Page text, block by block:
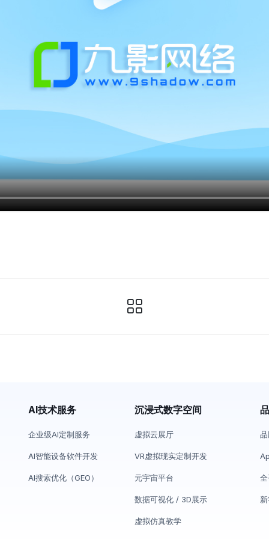
AI技术服务
企业级AI定制服务
AI智能设备软件开发
AI搜索优化（GEO）
沉浸式数字空间
虚拟云展厅
VR虚拟现实定制开发
元宇宙平台
数据可视化 / 3D展示
虚拟仿真教学